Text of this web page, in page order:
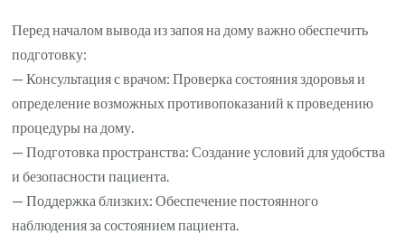
Перед началом вывода из запоя на дому важно обеспечить
подготовку:
— Консультация с врачом: Проверка состояния здоровья и
определение возможных противопоказаний к проведению
процедуры на дому.
— Подготовка пространства: Создание условий для удобства
и безопасности пациента.
— Поддержка близких: Обеспечение постоянного
наблюдения за состоянием пациента.